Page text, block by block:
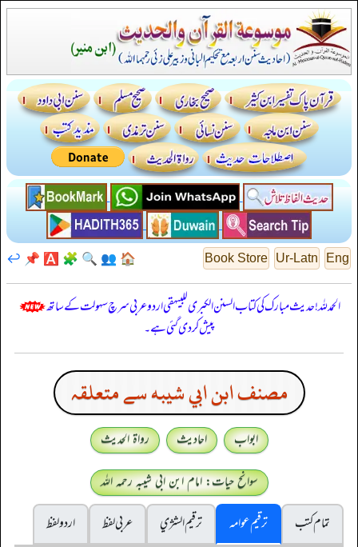
Eng
Ur-Latn
Book Store
🏠
👥
🔍
🧩
🅰️
📌
↩️
الحمدللہ! حدیث مبارک کی کتاب السنن الكبرى للبيهقي اردو عربی سرچ سہولت کے ساتھ
پیش کر دی گئی ہے۔
مصنف ابن ابي شيبه سے متعلقہ
ابواب احادیث
رواۃ الحدیث
سوانح حیات: امام ابن ابی شیبہ رحمہ اللہ
تمام کتب
ترقیم عوامہ ترقيم الشژي عربی لفظ
اردو لفظ